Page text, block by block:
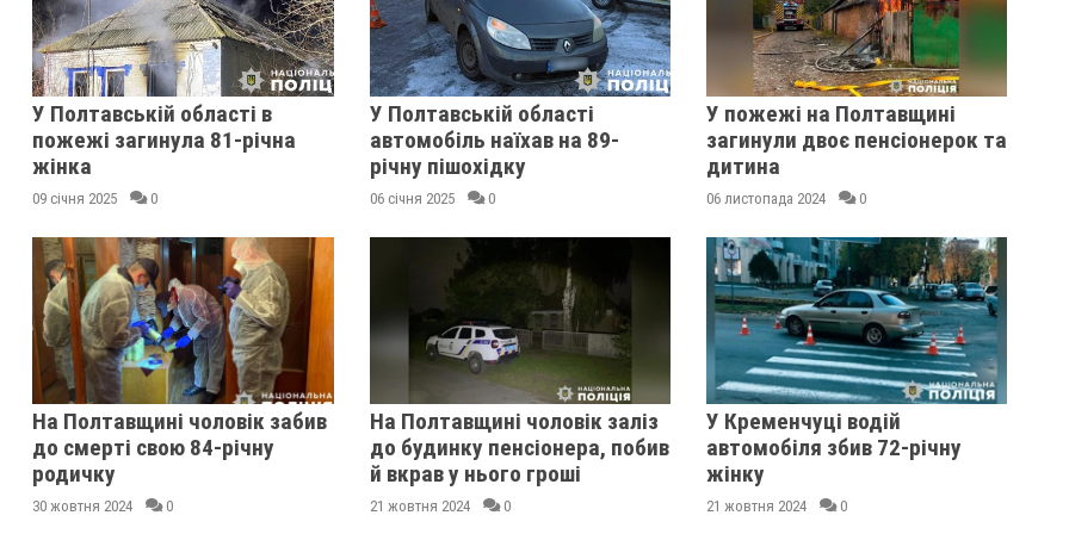
У Полтавській області в
пожежі загинула 81-річна
жінка
09 січня 2025 0
У Полтавській області
автомобіль наїхав на 89-
річну пішохідку
06 січня 2025 0
У пожежі на Полтавщині
загинули двоє пенсіонерок та
дитина
06 листопада 2024 0
На Полтавщині чоловік забив
до смерті свою 84-річну
родичку
30 жовтня 2024 0
На Полтавщині чоловік заліз
до будинку пенсіонера, побив
й вкрав у нього гроші
21 жовтня 2024 0
У Кременчуці водій
автомобіля збив 72-річну
жінку
21 жовтня 2024 0